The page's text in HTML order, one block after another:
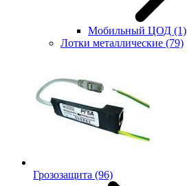
Мобильный ЦОД (1)
Лотки металлические (79)
Грозозащита (96)